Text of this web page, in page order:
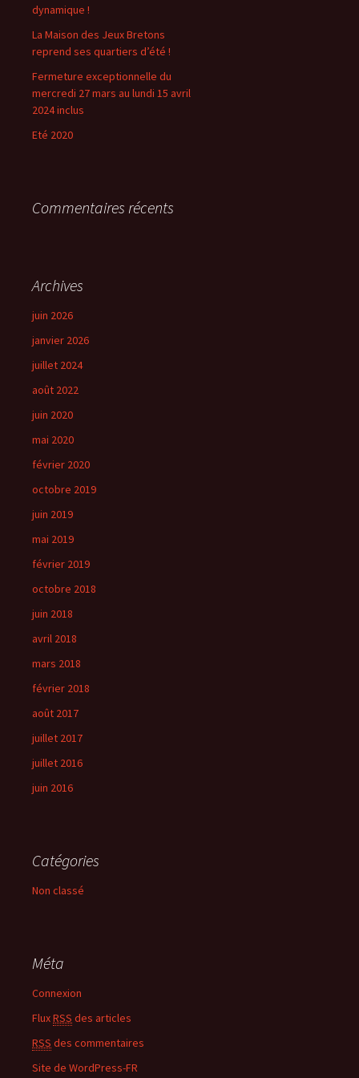
dynamique !
La Maison des Jeux Bretons
reprend ses quartiers d’été !
Fermeture exceptionnelle du
mercredi 27 mars au lundi 15 avril
2024 inclus
Eté 2020
Commentaires récents
Archives
juin 2026
janvier 2026
juillet 2024
août 2022
juin 2020
mai 2020
février 2020
octobre 2019
juin 2019
mai 2019
février 2019
octobre 2018
juin 2018
avril 2018
mars 2018
février 2018
août 2017
juillet 2017
juillet 2016
juin 2016
Catégories
Non classé
Méta
Connexion
FluxRSS des articles
RSS des commentaires
Site de WordPress-FR